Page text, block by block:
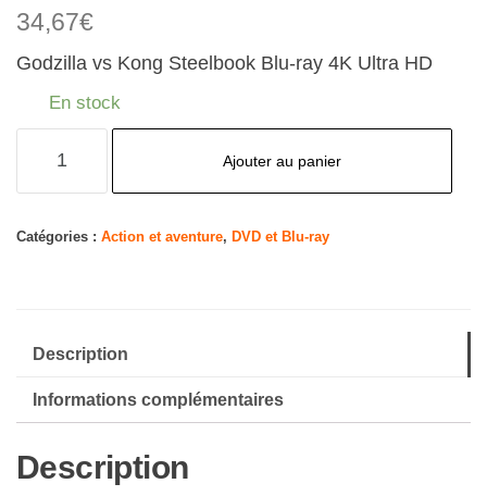
34,67€
Godzilla vs Kong Steelbook Blu-ray 4K Ultra HD
En stock
vs
HD
Ray-
Ajouter au panier
Catégories : Action et aventure, DVD et Blu-ray
Description
Informations complémentaires
Description